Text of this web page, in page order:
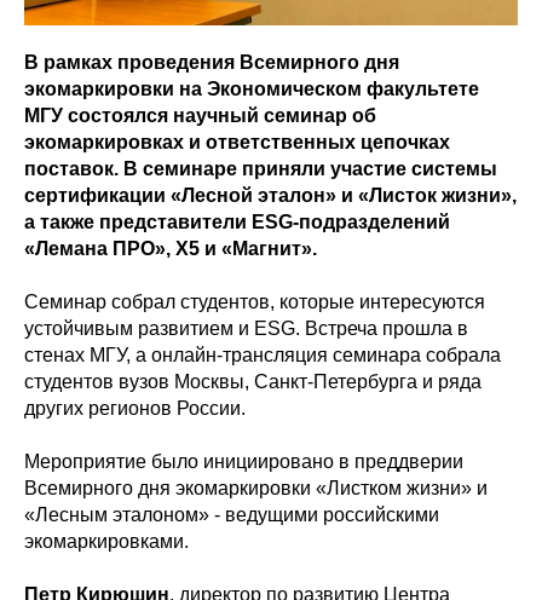
В рамках проведения Всемирного дня
экомаркировки на Экономическом факультете
МГУ состоялся научный семинар об
экомаркировках и ответственных цепочках
поставок. В семинаре приняли участие системы
сертификации «Лесной эталон» и «Листок жизни»,
а также представители ESG-подразделений
«Лемана ПРО», Х5 и «Магнит».
Семинар собрал студентов, которые интересуются
устойчивым развитием и ESG. Встреча прошла в
стенах МГУ, а онлайн-трансляция семинара собрала
студентов вузов Москвы, Санкт-Петербурга и ряда
других регионов России.
Мероприятие было инициировано в преддверии
Всемирного дня экомаркировки «Листком жизни» и
«Лесным эталоном» - ведущими российскими
экомаркировками.
Петр Кирюшин, директор по развитию Центра